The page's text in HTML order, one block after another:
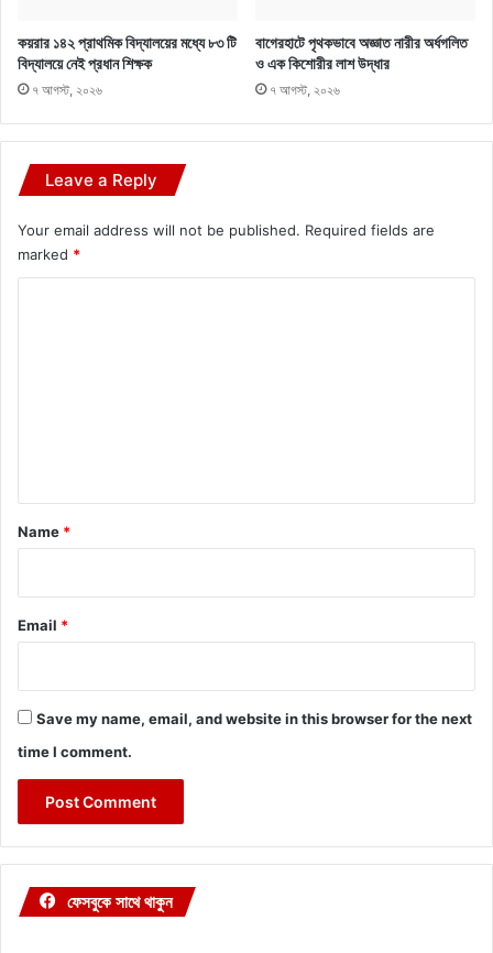
কয়রার ১৪২ প্রাথমিক বিদ্যালয়ের মধ্যে ৮৩ টি
বিদ্যালয়ে নেই প্রধান শিক্ষক
৭ আগস্ট, ২০২৬
বাগেরহাটে পৃথকভাবে অজ্ঞাত নারীর অর্ধগলিত
ও এক কিশোরীর লাশ উদ্ধার
৭ আগস্ট, ২০২৬
Leave a Reply
Your email address will not be published. Required fields are
marked *
*
Name *
Email *
Save my name, email, and website in this browser for the next
time I comment.
ফেসবুকে সাথে থাকুন